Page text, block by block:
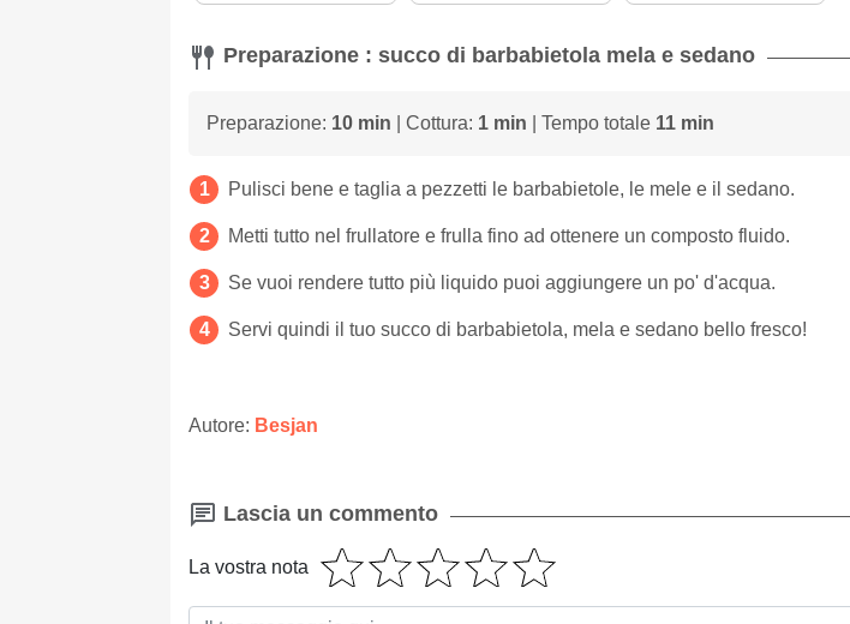
Preparazione : succo di barbabietola mela e sedano
Preparazione: 10 min | Cottura: 1 min | Tempo totale 11 min
Pulisci bene e taglia a pezzetti le barbabietole, le mele e il sedano.
Metti tutto nel frullatore e frulla fino ad ottenere un composto fluido.
Se vuoi rendere tutto più liquido puoi aggiungere un po' d'acqua.
Servi quindi il tuo succo di barbabietola, mela e sedano bello fresco!
Autore: Besjan
Lascia un commento
La vostra nota